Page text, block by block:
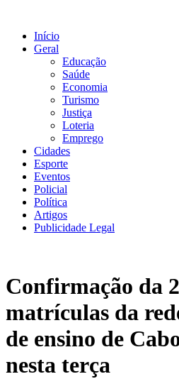
conteúdo
Início
Geral
Educação
Saúde
Economia
Turismo
Justiça
Loteria
Emprego
Cidades
Esporte
Eventos
Policial
Política
Artigos
Publicidade Legal
Confirmação da
matrículas da
de ensino de
nesta terça